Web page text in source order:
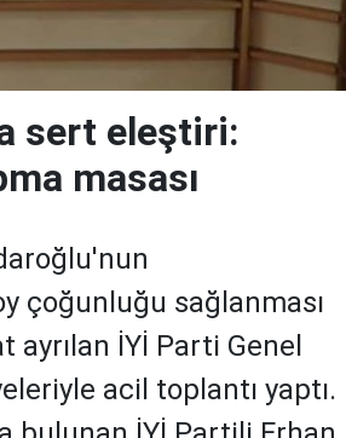
sert eleştiri:
masası
çoğunluğu sağlanması
ayrılan İYİ Parti Genel
acil toplantı yaptı.